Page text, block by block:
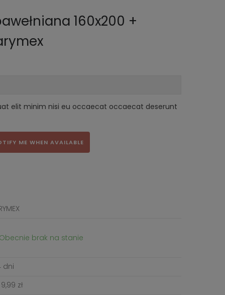
160x200 +
elit minim nisi eu occaecat occaecat deserunt
ME WHEN AVAILABLE
brak na stanie
dni
zł